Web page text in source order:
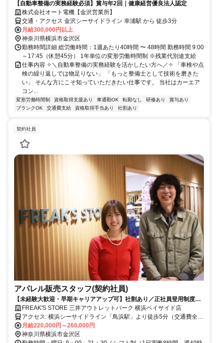
【自動車整備の実務経験必須】賞与年2回｜健康経営優良法人認定
株式会社オート電機【金沢営業所】
交通・アクセス 金沢シーサイドライン 幸浦駅 から 徒歩3分
月給300,000円以上
神奈川県横浜市金沢区
勤務時間詳細 総労働時間：1週あたり40時間 〜 48時間 勤務時間 9:00
～17:45（休憩45分） 1年単位の変形労働時間制 ※残業代別途支給
仕事内容 ✧＼自動車整備の実務経験を活かしたい方へ／✧ 「車検や点
検の繰り返しでは物足りない」 「もっと整備士として技術を磨きた
い」 そんな方にこそ知っていただきたい仕事です。 当社はカーエア
コン...
変形労働時間制 資格取得支援あり 車通勤OK 転勤なし 研修あり
賞与あり
ブランクOK
交通費支給 資格取得手当あり 社割あり
契約社員
アパレル販売スタッフ(契約社員)
【未経験大歓迎・早期キャリアアップ可】社割あり／正社員登用制度あ
り／昇給年2回／年間休日105日・休暇10日以上 （合計115日以上）
FREAK'S STORE 三井アウトレットパーク 横浜ベイサイド店
アクセス: 横浜シーサイドライン「鳥浜駅」より徒歩5分（交通費全額
支給） ※会社が定めた場所へ変更の可能性あり
月給220,000円～260,000円
神奈川県横浜市金沢区